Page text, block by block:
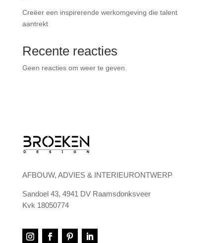
Creëer een inspirerende werkomgeving die talent
aantrekt
Recente reacties
Geen reacties om weer te geven.
AFBOUW, ADVIES & INTERIEURONTWERP
Sandoel 43, 4941 DV Raamsdonksveer
Kvk 18050774